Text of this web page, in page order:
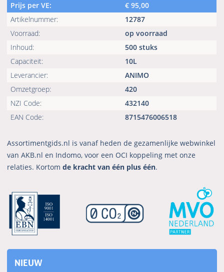
Prijs per VE:
€95,00
Artikelnummer:
12787
Voorraad:
op voorraad
Inhoud:
500 stuks
Capaciteit:
10L
Leverancier:
ANIMO
Omzetgroep:
420
NZI Code:
432140
EAN Code:
8715476006518
Assortimentgids.nl is vanaf heden de gezamenlijke webwinkel
van AKB.nl en Indomo, voor een OCI koppeling met onze
relaties. Kortomde kracht van één plus één.
NIEUW